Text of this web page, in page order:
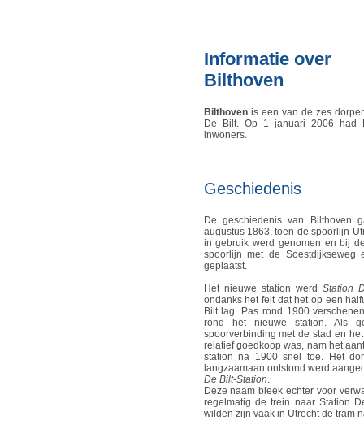
Informatie over
Bilthoven
Bilthovenis een van de zes
De Bilt. Op 1 januari 2006 had
inwoners.
Geschiedenis
De geschiedenis van Bilthoven
augustus 1863, toen de spoorlijn
in gebruik werd genomen en bij
spoorlijn met de Soestdijkseweg
geplaatst.
Het nieuwe station werdStation
ondanks het feit dat het op een
Bilt lag. Pas rond 1900
rond het nieuwe station. Als
spoorverbinding met de stad en
relatief goedkoop was, nam het
station na 1900 snel toe. Het
langzaamaan ontstond werd
De Bilt-Station
Deze naam bleek echter voor
regelmatig de trein naar Station
wilden zijn vaak in Utrecht de tram